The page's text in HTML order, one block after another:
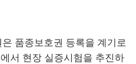
품종보호권 등록을 계기로
서 현장 실증시험을 추진하